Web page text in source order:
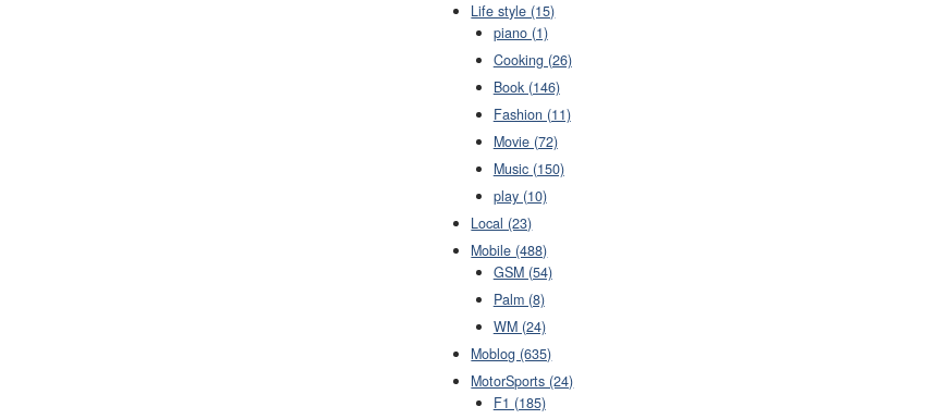
Life style (15)
piano (1)
Cooking (26)
Book (146)
Fashion (11)
Movie (72)
Music (150)
play (10)
Local (23)
Mobile (488)
GSM (54)
Palm (8)
WM (24)
Moblog (635)
MotorSports (24)
F1 (185)